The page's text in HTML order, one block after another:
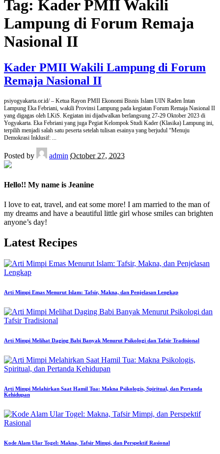
Tag: Kader PMII Wakili
Lampung di Forum Remaja
Nasional II
Kader PMII Wakili Lampung di Forum
Remaja Nasional II
psiyogyakarta.or.id/ – Ketua Rayon PMII Ekonomi Bisnis Islam UIN Raden Intan
Lampung Eka Febriani, wakili Provinsi Lampung pada kegiatan Forum Remaja Nasional II
yang digagas oleh LKiS. Kegiatan ini dijadwalkan berlangsung 27-29 Oktober 2023 di
Yogyakarta. Eka Febriani yang juga Pegiat Kelompok Studi Kader (Klasika) Lampung ini,
terpilih menjadi salah satu peserta setelah tulisan esainya yang berjudul “Menuju
Demokrasi Inklusif: ...
Posted by admin October 27, 2023
Hello!! My name is Jeanine
I love to eat, travel, and eat some more! I am married to the man of
my dreams and have a beautiful little girl whose smiles can brighten
anyone’s day!
Latest Recipes
Arti Mimpi Emas Menurut Islam: Tafsir, Makna, dan Penjelasan Lengkap
Arti Mimpi Melihat Daging Babi Banyak Menurut Psikologi dan Tafsir Tradisional
Arti Mimpi Melahirkan Saat Hamil Tua: Makna Psikologis, Spiritual, dan Pertanda
Kehidupan
Kode Alam Ular Togel: Makna, Tafsir Mimpi, dan Perspektif Rasional